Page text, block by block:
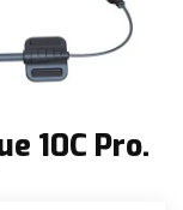
10C Pro.